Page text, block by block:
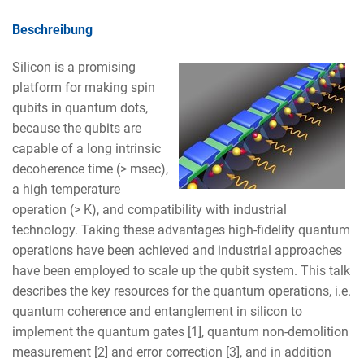
Beschreibung
Silicon is a promising
platform for making spin
qubits in quantum dots,
because the qubits are
capable of a long intrinsic
decoherence time (> msec),
a high temperature
operation (> K), and compatibility with industrial
technology. Taking these advantages high-fidelity quantum
operations have been achieved and industrial approaches
have been employed to scale up the qubit system. This talk
describes the key resources for the quantum operations, i.e.
quantum coherence and entanglement in silicon to
implement the quantum gates [1], quantum non-demolition
measurement [2] and error correction [3], and in addition